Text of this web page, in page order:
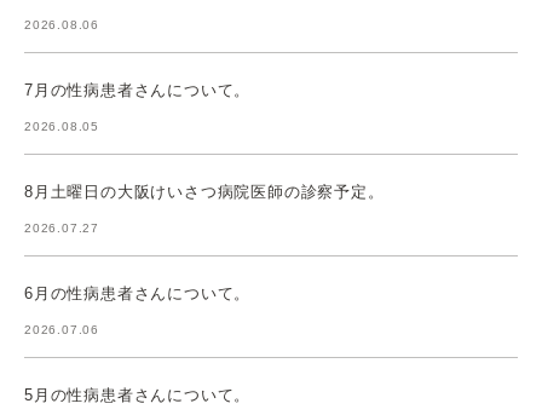
2026.08.06
7月の性病患者さんについて。
2026.08.05
8月土曜日の大阪けいさつ病院医師の診察予定。
2026.07.27
6月の性病患者さんについて。
2026.07.06
5月の性病患者さんについて。